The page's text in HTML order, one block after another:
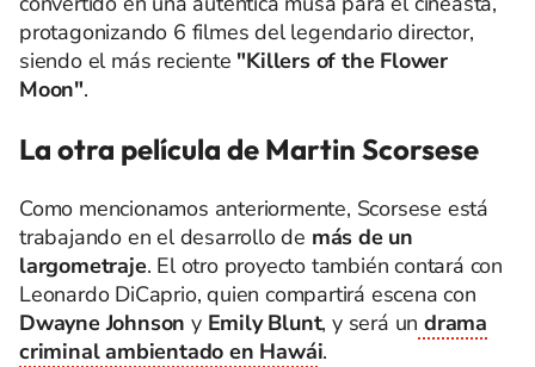
protagonizando 6 filmes del legendario director,
siendo el más reciente "Killers of the Flower
Moon".
La otra película de Martin Scorsese
Como mencionamos anteriormente, Scorsese está
trabajando en el desarrollo de más de un
largometraje. El otro proyecto también contará con
Leonardo DiCaprio, quien compartirá escena con
Dwayne Johnson y Emily Blunt, y será un drama
criminal ambientado en Hawái.